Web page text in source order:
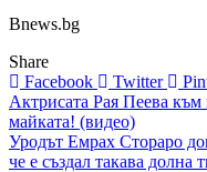
Bnews.bg
Share
Facebook
Twitter
Навигация
Актрисата Рая Пеева
майката! (видео)
Уродът Емрах Стораро
че е създал такава